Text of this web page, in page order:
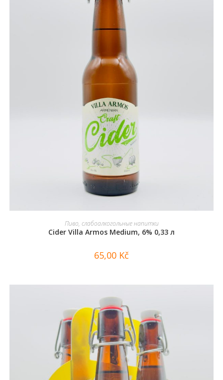
В КОРЗИНУ
Пиво, слабоалкогольные напитки
Cider Villa Armos Medium, 6% 0,33 л
65,00 Kč